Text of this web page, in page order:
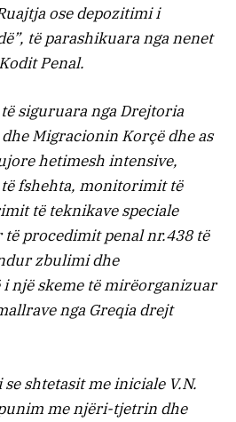
ose depozitimi i
të parashikuara nga nenet
Penal.
siguruara nga Drejtoria
Migracionin Korçë dhe as
hetimesh intensive,
fshehta, monitorimit të
të teknikave speciale
procedimit penal nr.438 të
zbulimi dhe
një skeme të mirëorganizuar
nga Greqia drejt
shtetasit me iniciale V.N.
me njëri-tjetrin dhe